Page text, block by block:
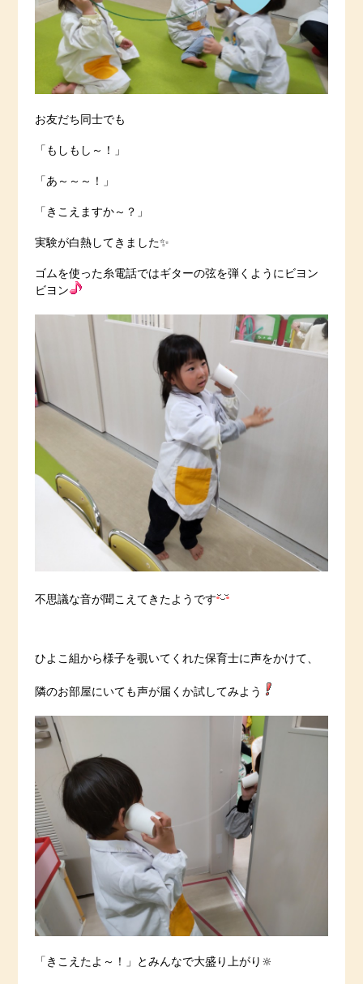
お友だち同士でも
「もしもし～！」
「あ～～～！」
「きこえますか～？」
実験が白熱してきました✨
ゴムを使った糸電話ではギターの弦を弾くようにビヨン
ビヨン
不思議な音が聞こえてきたようです
ひよこ組から様子を覗いてくれた保育士に声をかけて、
隣のお部屋にいても声が届くか試してみよう
「きこえたよ～！」とみんなで大盛り上がり🔆